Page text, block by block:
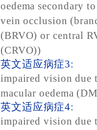
oedema secondary
vein occlusion
(BRVO) or central
(CRVO))
英文适应病症3:
impaired vision due
macular oedema
英文适应病症4:
impaired vision due